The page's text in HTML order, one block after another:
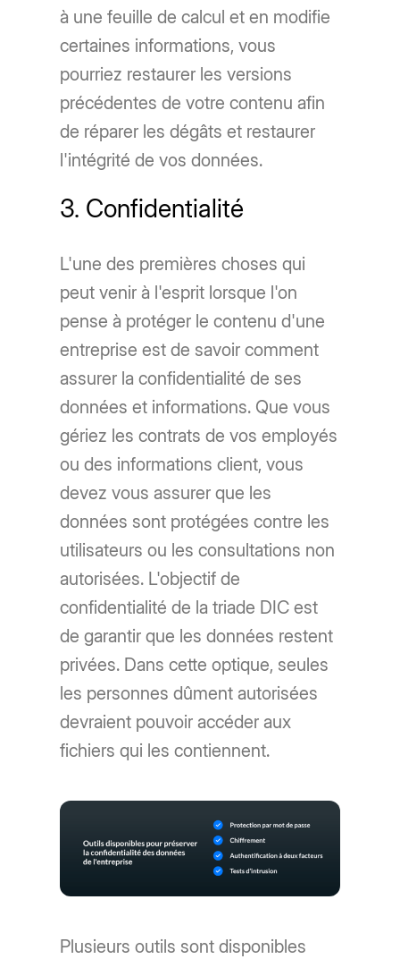
à une feuille de calcul et en modifie
certaines informations, vous
pourriez restaurer les versions
précédentes de votre contenu afin
de réparer les dégâts et restaurer
l'intégrité de vos données.
3. Confidentialité
L'une des premières choses qui
peut venir à l'esprit lorsque l'on
pense à protéger le contenu d'une
entreprise est de savoir comment
assurer la confidentialité de ses
données et informations. Que vous
gériez les contrats de vos employés
ou des informations client, vous
devez vous assurer que les
données sont protégées contre les
utilisateurs ou les consultations non
autorisées. L'objectif de
confidentialité de la triade DIC est
de garantir que les données restent
privées. Dans cette optique, seules
les personnes dûment autorisées
devraient pouvoir accéder aux
fichiers qui les contiennent.
Plusieurs outils sont disponibles